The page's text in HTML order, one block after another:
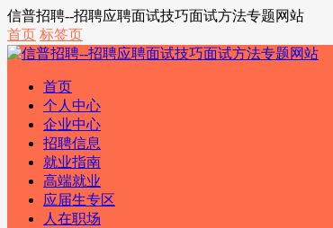
信普招聘--招聘应聘面试技巧面试方法专题网站
首页 标签页
首页
个人中心
企业中心
招聘信息
就业指南
高端就业
应届生专区
人在职场